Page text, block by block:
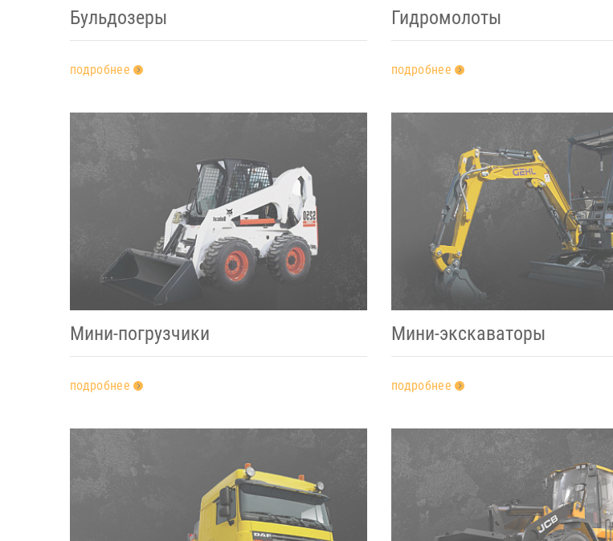
Бульдозеры
подробнее
Гидромолоты
подробнее
Мини-погрузчики
подробнее
Мини-экскаваторы
подробнее